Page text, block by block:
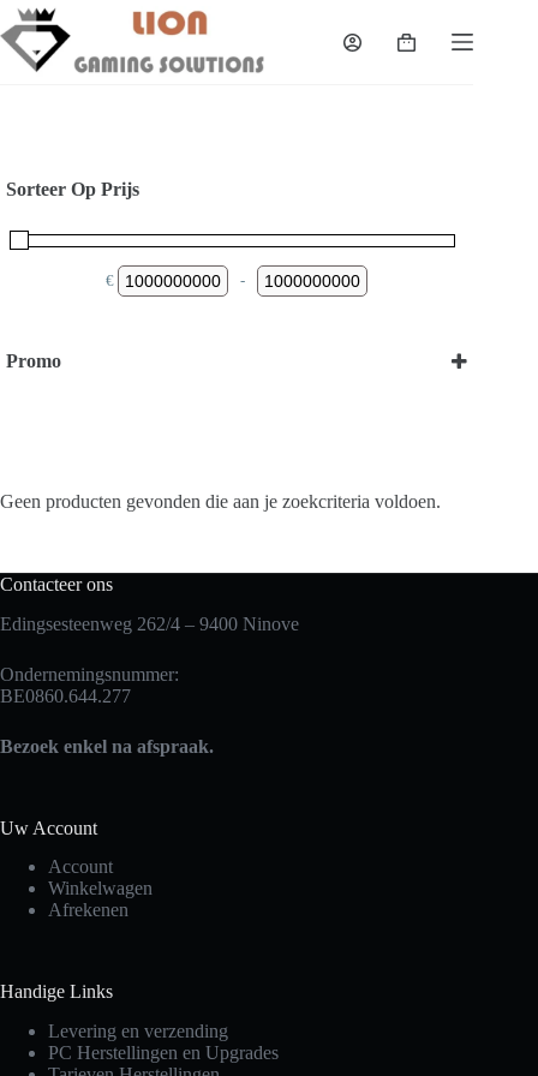
Skip
to
content
Shopping
Geen producten gevonden die aan je zoekcriteria voldoen.
Sorteer Op Prijs
€ Minimum Price
-Maximum Price
Promo
Contacteer ons
Edingsesteenweg 262/4 – 9400 Ninove
Ondernemingsnummer:
BE0860.644.277
Bezoek enkel na afspraak.
Uw Account
Account
Winkelwagen
Afrekenen
Handige Links
Levering en verzending
PC Herstellingen en Upgrades